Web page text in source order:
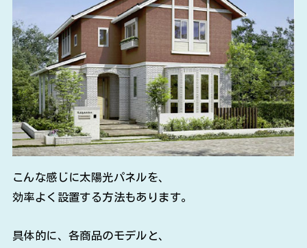
こんな感じに太陽光パネルを、
効率よく設置する方法もあります。
具体的に、各商品のモデルと、